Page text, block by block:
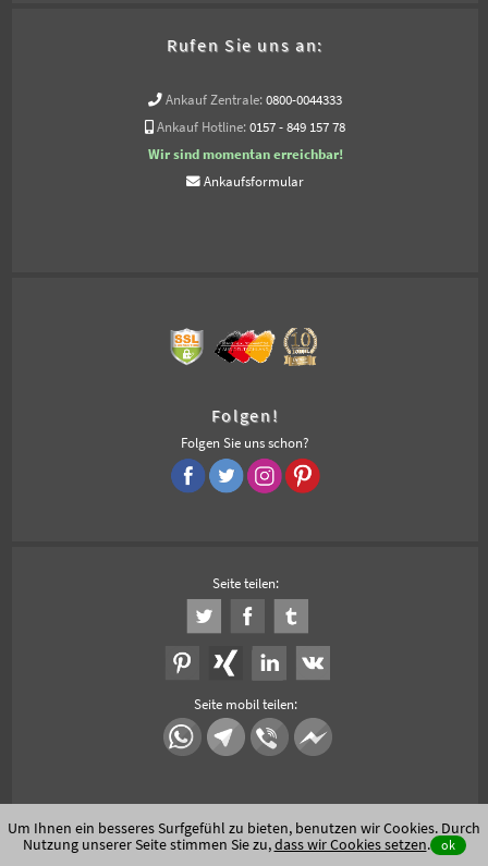
Rufen Sie uns an:
Ankauf Zentrale: 0800-0044333
Ankauf Hotline: 0157 - 849 157 78
Wir sind momentan erreichbar!
Ankaufsformular
Folgen!
Folgen Sie uns schon?
Seite teilen:
Seite mobil teilen:
Um Ihnen ein besseres Surfgefühl zu bieten, benutzen wir Cookies. Durch
Nutzung unserer Seite stimmen Sie zu,dass wir Cookies setzen. ok